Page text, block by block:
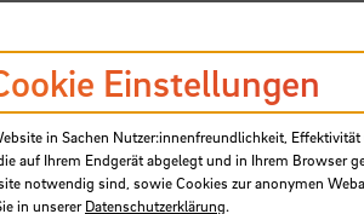
Einstellungen
in Sachen Nutzer:innenfreundlichkeit,
auf Ihrem Endgerät abgelegt und in Ihrem Browser
notwendig sind, sowie Cookies zur anonymen
in unsererDatenschutzerklärung.